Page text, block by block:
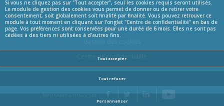
Si vous ne cliquez pas sur "Tout accepter", seul les cookies requis seront utilisés.
Le module de gestion des cookies vous permet de donner ou de retirer votre
consentement, soit globalement soit finalité par finalité. Vous pouvez retrouver ce
module à tout moment en cliquant sur l’onglet "Centre de confidentialité" en bas de
page. Vos préférences sont conservées pour une durée de 6 mois. Elles ne sont pas
cédées à des tiers ni utilisées à d'autres fins.
Tout accepter
Tout refuser
Personnaliser
Infos Légales
Protection des données personnelles
Centre de confidentialité
Retrouvez-nous sur :
Blog
FacebookTwitter LinkedIn